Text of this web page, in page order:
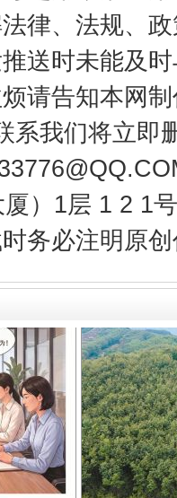
律、法规、
送时未能及
请告知本网
系我们将立即
）1层 1 2 1
务必注明原
一